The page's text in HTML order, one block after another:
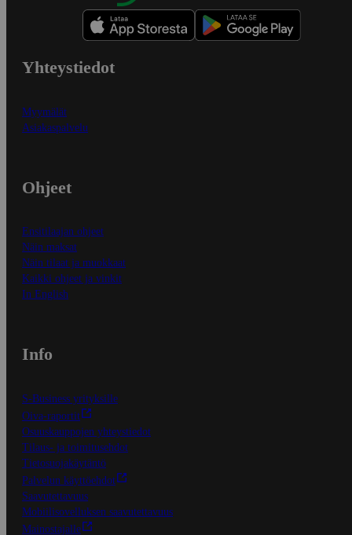
Yhteystiedot
Myymälät
Asiakaspalvelu
Ohjeet
Ensitilaajan ohjeet
Näin maksat
Näin tilaat ja muokkaat
Kaikki ohjeet ja vinkit
In English
Info
S-Business yrityksille
Oiva-raportit
Osuuskauppojen yhteystiedot
Tilaus- ja toimitusehdot
Tietosuojakäytäntö
Palvelun käyttöehdot
Saavutettavuus
Mobiilisovelluksen saavutettavuus
Mainostajalle